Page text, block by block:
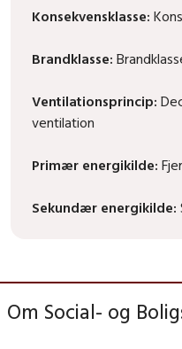
Konsekvensklasse:
Brandklasse:
Ventilationsprincip:
ventilation
Primær energikilde:
Sekundær energikilde:
Om Social- og